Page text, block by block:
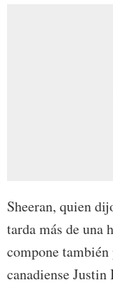
Sheeran, quien
tarda más de una
compone
canadiense Justin